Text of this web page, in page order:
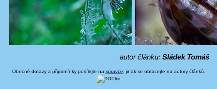
autor článku: Sládek Tomáš
Obecné dotazy a připomínky posílejte na spravce , jinak se obracejte na autory článků.